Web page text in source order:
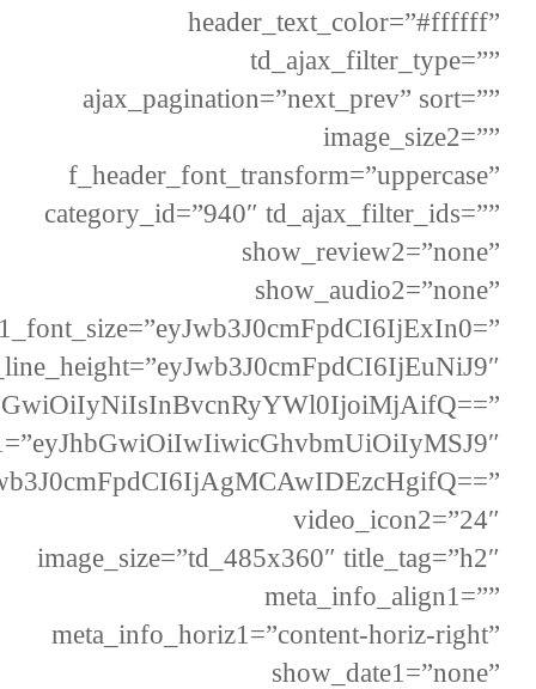
header_text_color=”#ffffff”
td_ajax_filter_type=””
ajax_pagination=”next_prev” sort=””
image_size2=””
f_header_font_transform=”uppercase”
category_id=”940″ td_ajax_filter_ids=””
show_review2=”none”
show_audio2=”none”
video_icon2=”24″
image_size=”td_485x360″ title_tag=”h2″
meta_info_align1=””
meta_info_horiz1=”content-horiz-right”
show_date1=”none”